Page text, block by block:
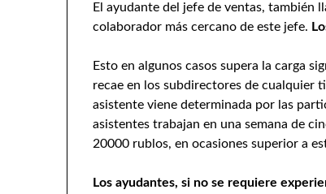
El ayudante del jefe de ventas, también
colaborador más cercano de este jefe.
Esto en algunos casos supera la carga
recae en los subdirectores de cualquier
asistente viene determinada por las
asistentes trabajan en una semana de
20000 rublos, en ocasiones superior a
Los ayudantes, si no se requiere